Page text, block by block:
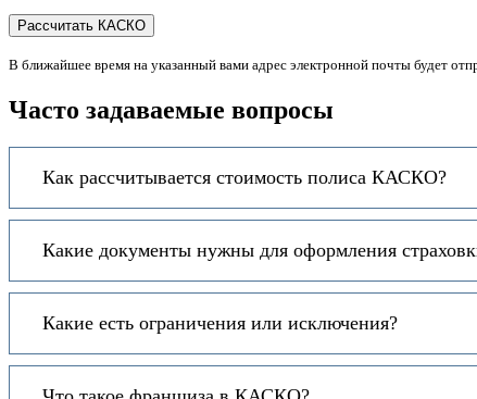
В ближайшее время на указанный вами адрес электронной почты будет
Часто задаваемые вопросы
Как рассчитывается стоимость полиса КАСКО?
Какие документы нужны для оформления
Какие есть ограничения или исключения?